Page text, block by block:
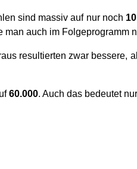
sind massiv auf nur noch
man auch im Folgeprogramm
resultierten zwar bessere,
60.000. Auch das bedeutet